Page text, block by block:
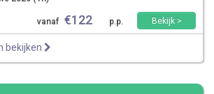
vanaf €122 p.p. Bekijk >
bekijken